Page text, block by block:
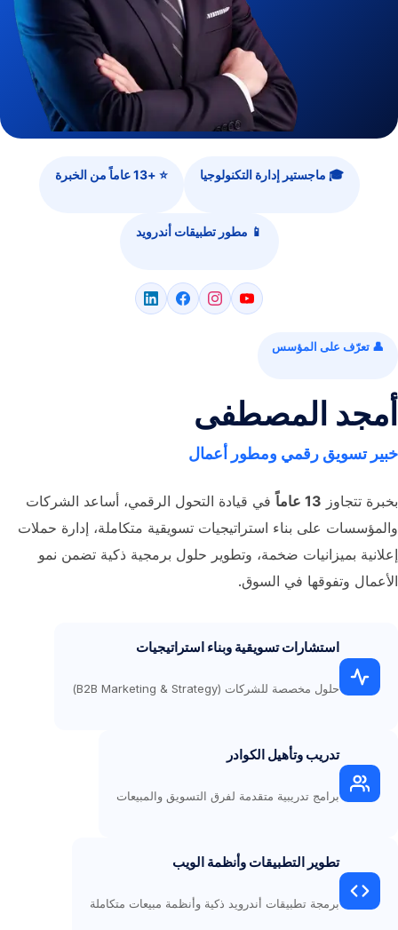
🎓 ماجستير إدارة التكنولوجيا ⭐ +13 عاماً من الخبرة
📱 مطور تطبيقات أندرويد
👤 تعرّف على المؤسس
أمجد المصطفى
خبير تسويق رقمي ومطور أعمال
بخبرة تتجاوز 13 عاماً
في قيادة التحول الرقمي، أساعد الشركات
والمؤسسات على بناء استراتيجيات تسويقية متكاملة، إدارة حملات
إعلانية بميزانيات ضخمة، وتطوير حلول برمجية ذكية تضمن نمو
الأعمال وتفوقها في السوق.
استشارات تسويقية وبناء استراتيجيات
حلول مخصصة للشركات (B2B Marketing & Strategy)
تدريب وتأهيل الكوادر
برامج تدريبية متقدمة لفرق التسويق والمبيعات
تطوير التطبيقات وأنظمة الويب
برمجة تطبيقات أندرويد ذكية وأنظمة مبيعات متكاملة